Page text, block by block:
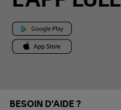
BESOIN D'AIDE ?